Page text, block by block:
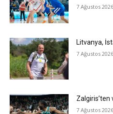
7 Ağustos 2026
Litvanya,
7 Ağustos 2026
Zalgiris’ten
7 Ağustos 2026